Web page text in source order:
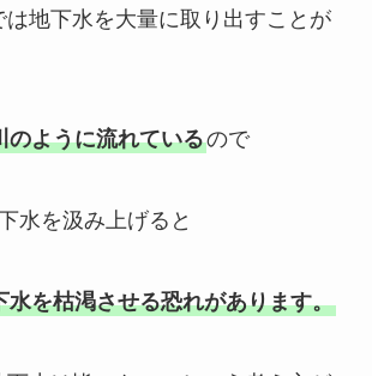
は地下水を大量に取り出すことが
のように流れているので
水を汲み上げると
水を枯渇させる恐れがあります。